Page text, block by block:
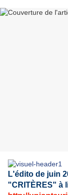
L'édito de juin
"CRITÈRES" à